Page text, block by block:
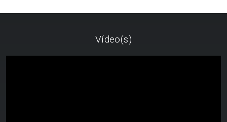
Vídeo(s)